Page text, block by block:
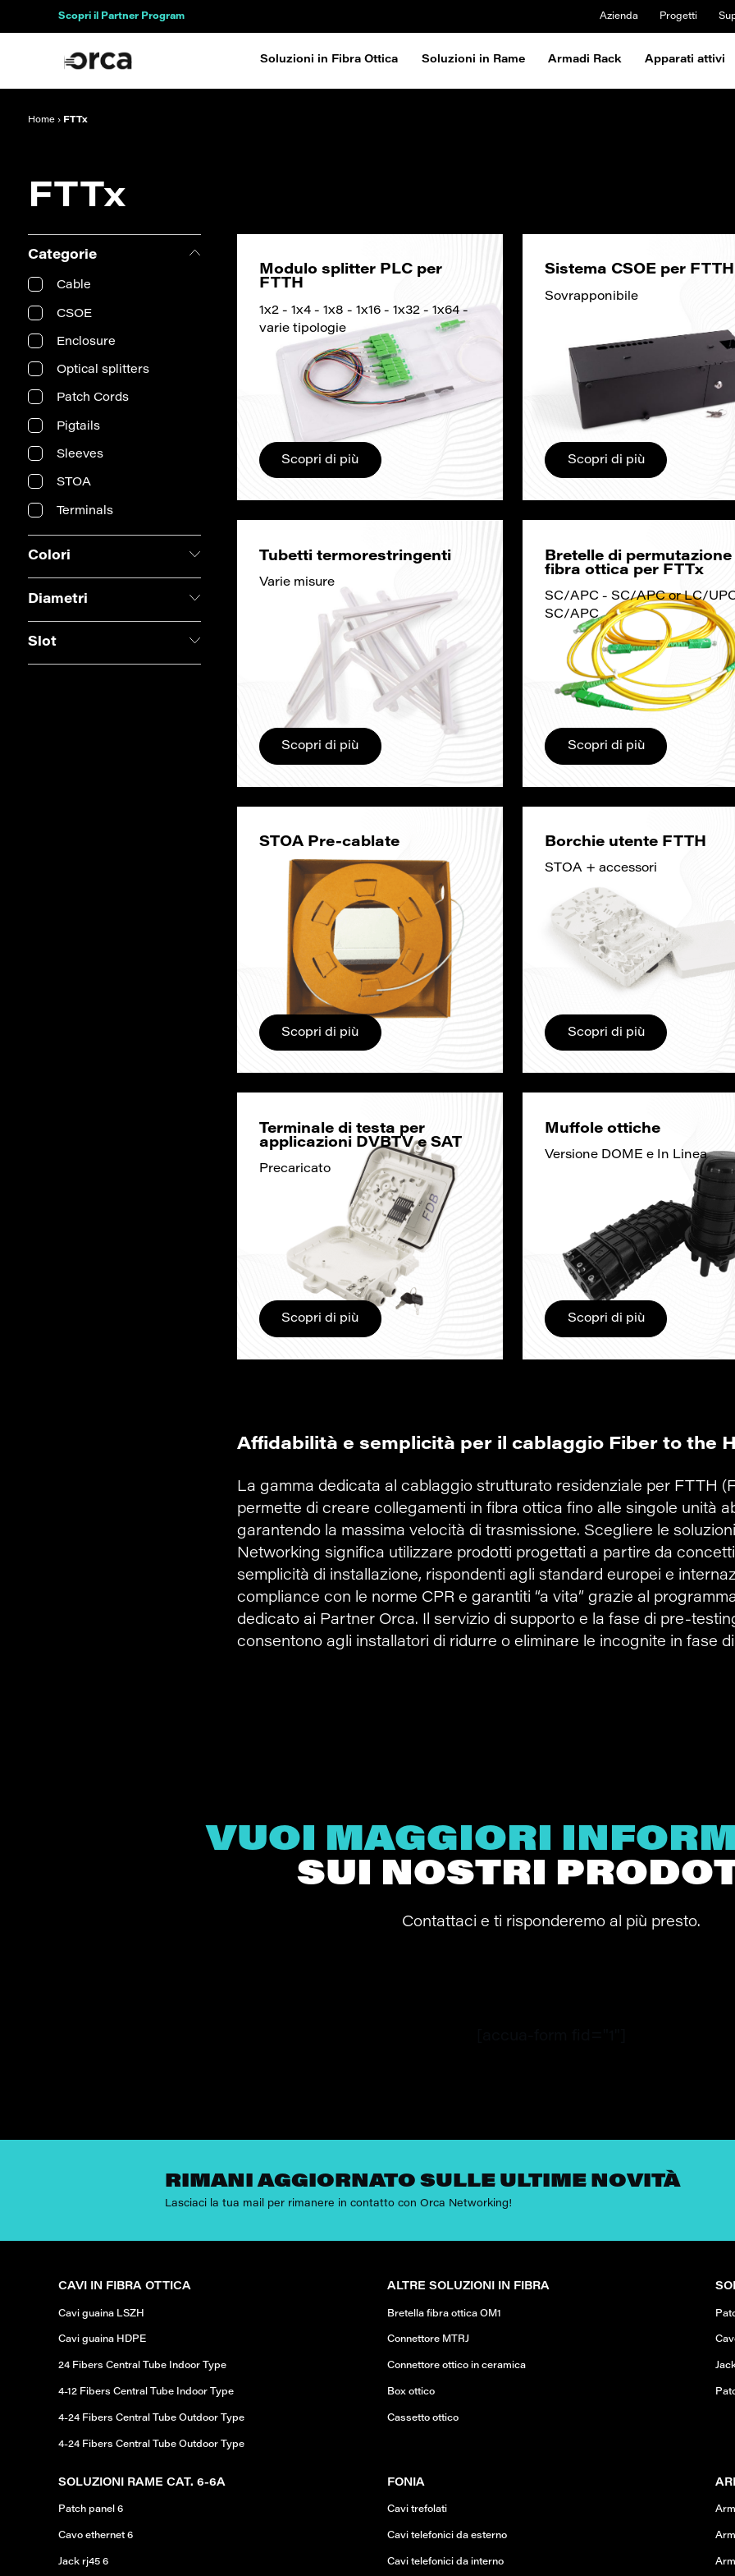
Scopri il Partner Program Azienda Progetti
Soluzioni in Fibra Ottica Soluzioni in Rame Armadi Rack Apparati attivi
Home› FTTx
FTTx
Categorie
Cable
CSOE
Enclosure
Optical splitters
Patch Cords
Pigtails
Sleeves
STOA
Terminals
Colori
Diametri
Slot
Modulo splitter PLC per
FTTH
1x2 - 1x4 - 1x8 - 1x16 - 1x32 - 1x64 -
varie tipologie
Scopri di più
Sistema CSOE per FTTH
Sovrapponibile
Scopri di più
Tubetti termorestringenti
Varie misure
Scopri di più
Bretelle di permutazione
fibra ottica per FTTx
SC/APC - SC/APC or LC/
SC/APC
Scopri di più
STOA Pre-cablate
Scopri di più
Borchie utente FTTH
STOA + accessori
Scopri di più
Terminale di testa per
applicazioni DVBTV e SAT
Precaricato
Scopri di più
Muffole ottiche
Versione DOME e In Linea
Scopri di più
Affidabilità e semplicità per il cablaggio Fiber to the
La gamma dedicata al cablaggio strutturato residenziale per FTTH
permette di creare collegamenti in fibra ottica fino alle singole unità
garantendo la massima velocità di trasmissione. Scegliere le
Networking significa utilizzare prodotti progettati a partire da
semplicità di installazione, rispondenti agli standard europei e
compliance con le norme CPR e garantiti “a vita” grazie al
dedicato ai Partner Orca. Il servizio di supporto e la fase di pre-
consentono agli installatori di ridurre o eliminare le incognite in fase
VUOI MAGGIORI
SUI NOSTRI
Contattaci e ti risponderemo al più presto.
RIMANI AGGIORNATO SULLE ULTIME NOVITÀ
Lasciaci la tua mail per rimanere in contatto con Orca Networking!
CAVI IN FIBRA OTTICA
Cavi guaina LSZH
Cavi guaina HDPE
24 Fibers Central Tube Indoor Type
4-12 Fibers Central Tube Indoor Type
4-24 Fibers Central Tube Outdoor Type
4-24 Fibers Central Tube Outdoor Type
ALTRE SOLUZIONI IN FIBRA
Bretella fibra ottica OM1
Connettore MTRJ
Connettore ottico in ceramica
Box ottico
Cassetto ottico
SOLUZIONI RAME CAT. 6-6A
Patch panel 6
Cavo ethernet 6
Jack rj45 6
FONIA
Cavi trefolati
Cavi telefonici da esterno
Cavi telefonici da interno